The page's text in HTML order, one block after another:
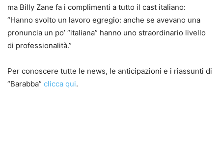
ma Billy Zane fa i complimenti a tutto il cast italiano:
“Hanno svolto un lavoro egregio: anche se avevano una
pronuncia un po’ “italiana” hanno uno straordinario livello
di professionalità.”
Per conoscere tutte le news, le anticipazioni e i riassunti di
“Barabba” clicca qui.